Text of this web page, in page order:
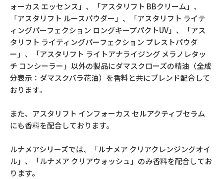
ォーカス エッセンス」、「アスタリフト BBクリーム」、
「アスタリフト ルースパウダー」、「アスタリフト ライテ
ィングパーフェクション ロングキープパクトUV」、「アス
タリフト ライティングパーフェクション プレストパウダ
ー」、「アスタリフト ライトアナライジング メラノレタッ
チ コンシーラー」以外の製品にダマスクローズの精油（全成
分表示：ダマスクバラ花油）を香料と共にブレンド配合して
おります。
また、アスタリフト インフォーカス セルアクティブセラム
にも香料を配合しております。
ルナメアシリーズでは、「ルナメア クリアクレンジングオイ
ル」、「ルナメア クリアウォッシュ」のみ香料を配合してお
ります。